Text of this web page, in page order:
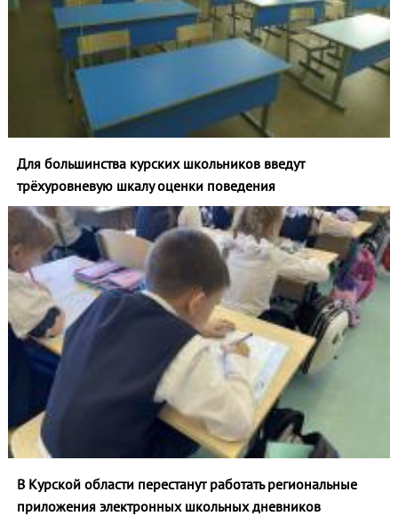
Для большинства курских школьников введут
трёхуровневую шкалу оценки поведения
В Курской области перестанут работать региональные
приложения электронных школьных дневников